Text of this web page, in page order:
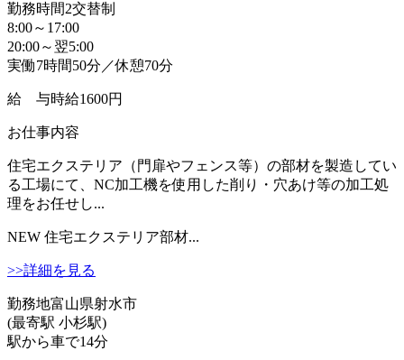
勤務時間2交替制
8:00～17:00
20:00～翌5:00
実働7時間50分／休憩70分
給 与時給1600円
お仕事内容
住宅エクステリア（門扉やフェンス等）の部材を製造してい
る工場にて、NC加工機を使用した削り・穴あけ等の加工処
理をお任せし...
NEW 住宅エクステリア部材...
>>詳細を見る
勤務地富山県射水市
(最寄駅 小杉駅)
駅から車で14分